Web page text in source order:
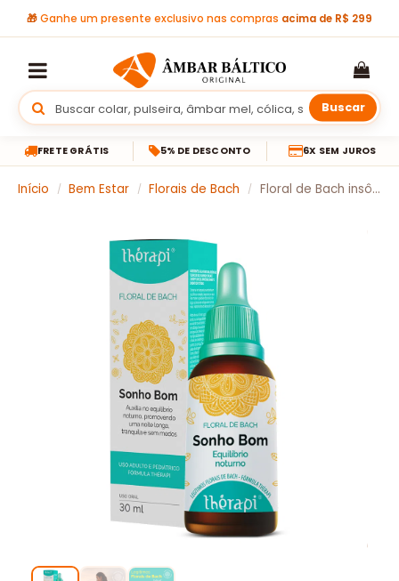
🎁Ganhe um presente exclusivo nas compras acima de R$ 299
Buscar
FRETE GRÁTIS 5% DE DESCONTO 6X SEM JUROS
Início / Bem Estar / Florais de Bach / Floral de Bach insônia Thérapi – Sonho bom 30 ML